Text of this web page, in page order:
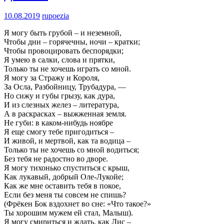
10.08.2019 rupoezia
Я могу быть грубой – и неземной,
Чтобы дни – горячечны, ночи – кратки;
Чтобы провоцировать беспорядки;
Я умею в салки, слова и прятки,
Только ты не хочешь играть со мной.
Я могу за Стражу и Короля,
За Осла, Разбойницу, Трубадура, —
Но сижу и губы грызу, как дура,
И из слезных желез – литература,
А в раскрасках – выжженная земля.
Не губи: в каком-нибудь ноябре
Я еще смогу тебе пригодиться –
И живой, и мертвой, как та водица –
Только ты не хочешь со мной водиться;
Без тебя не радостно во дворе.
Я могу тихонько спуститься с крыш,
Как лукавый, добрый Оле-Лукойе;
Как же мне оставить тебя в покое,
Если без меня ты совсем не спишь?
(Фрёкен Бок вздохнет во сне: «Что такое?»
Ты хорошим мужем ей стал, Малыш).
Я могу смириться и ждать, как Лис –